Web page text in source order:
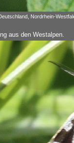
Nordrhein-
aus den Westalpen.